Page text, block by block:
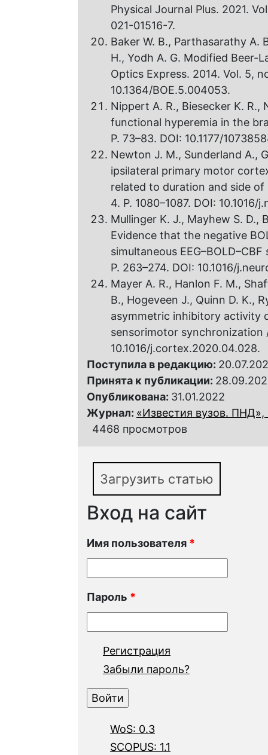
Physical Journal Plus. 2021.
021-01516-7.
Baker W. B., Parthasarathy A.
H., Yodh A. G. Modified
Optics Express. 2014. Vol. 5,
10.1364/BOE.5.004053.
Nippert A. R., Biesecker K. R.,
functional hyperemia in the
P. 73–83. DOI: 10.1177/
Newton J. M., Sunderland A.,
ipsilateral primary motor
related to duration and side
4. P. 1080–1087. DOI:
Mullinger K. J., Mayhew S. D.,
Evidence that the negative
simultaneous
P. 263–274. DOI: 10.1016/
Mayer A. R., Hanlon F. M.,
B., Hogeveen J., Quinn D. K.,
asymmetric inhibitory activity
sensorimotor synchronization
10.1016/j.cortex.2020.04.028.
Поступила в редакцию:
Принята к публикации:
Опубликована: 31.01.2022
Журнал: «Известия вузов.
4468 просмотров
Загрузить статью
Вход на сайт
Имя пользователя *
Пароль *
Регистрация
Забыли пароль?
WoS: 0.3
SCOPUS: 1.1